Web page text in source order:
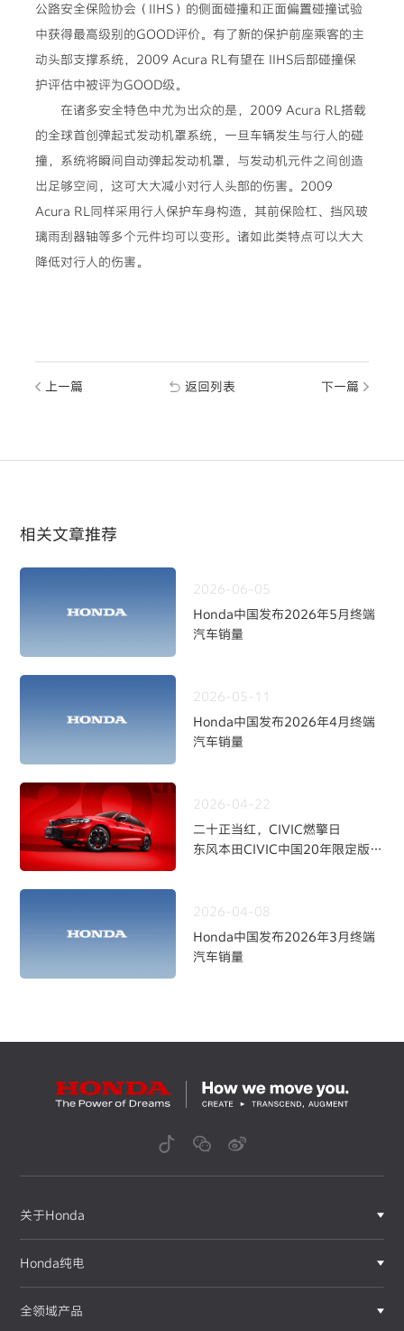
公路安全保险协会（IIHS）的侧面碰撞和正面偏置碰撞试验
中获得最高级别的GOOD评价。有了新的保护前座乘客的主
动头部支撑系统，2009 Acura RL有望在 IIHS后部碰撞保
护评估中被评为GOOD级。
在诸多安全特色中尤为出众的是，2009 Acura RL搭载
的全球首创弹起式发动机罩系统，一旦车辆发生与行人的碰
撞，系统将瞬间自动弹起发动机罩，与发动机元件之间创造
出足够空间，这可大大减小对行人头部的伤害。2009
Acura RL同样采用行人保护车身构造，其前保险杠、挡风玻
璃雨刮器轴等多个元件均可以变形。诸如此类特点可以大大
降低对行人的伤害。
上一篇 返回列表 下一篇
相关文章推荐
2026-06-05
Honda中国发布2026年5月终端
汽车销量
2026-05-11
Honda中国发布2026年4月终端
汽车销量
2026-04-22
二十正当红，CIVIC燃擎日
东风本田CIVIC中国20年限定版焕
2026-04-08
Honda中国发布2026年3月终端
汽车销量
关于Honda
Honda纯电
全领域产品